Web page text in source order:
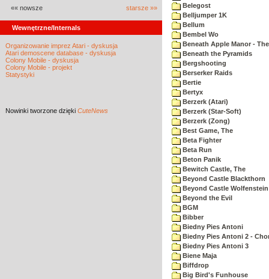
«« nowsze starsze »»
Wewnętrzne/Internals
Organizowanie imprez Atari - dyskusja
Atari demoscene database - dyskusja
Colony Mobile - dyskusja
Colony Mobile - projekt
Statystyki
Nowinki tworzone dzięki CuteNews
Belegost
Belljumper 1K
Bellum
Bembel Wo
Beneath Apple Manor -
Beneath the Pyramids
Bergshooting
Berserker Raids
Bertie
Bertyx
Berzerk (Atari)
Berzerk (Star-Soft)
Berzerk (Zong)
Best Game, The
Beta Fighter
Beta Run
Beton Panik
Bewitch Castle, The
Beyond Castle Blackthorn
Beyond Castle Wolfenstein
Beyond the Evil
BGM
Bibber
Biedny Pies Antoni
Biedny Pies Antoni 2 -
Biedny Pies Antoni 3
Biene Maja
Biffdrop
Big Bird's Funhouse